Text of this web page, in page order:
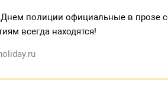
полиции официальные в прозе
всегда находятся!